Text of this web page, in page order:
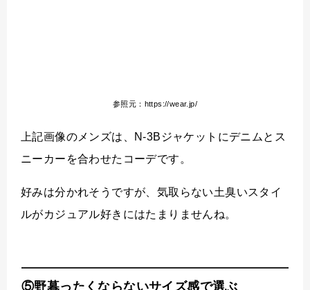
参照元：https://wear.jp/
上記画像のメンズは、N-3Bジャケットにデニムとス
ニーカーを合わせたコーデです。
好みは分かれそうですが、気取らない土臭いスタイ
ルがカジュアル好きにはたまりませんね。
⑤野暮ったくならないサイズ感で選ぶ